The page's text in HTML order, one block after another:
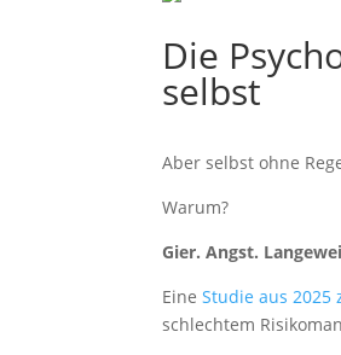
Die
selbst
Aber selbst ohne
Warum?
Gier. Angst.
EineStudie aus 2025
schlechtem